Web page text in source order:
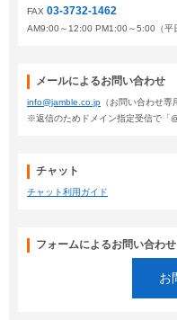
FAX 03-3732-1462
AM9:00～12:00 PM1:00～5:00（平
メールによるお問い合わせ
info@jamble.co.jp （お問い合わせ専
※返信のためドメイン指定受信で「
チャット
チャット利用ガイド
フォームによるお問い合わせ
お